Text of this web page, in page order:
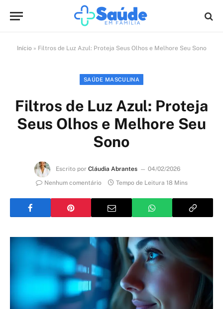
Início » Filtros de Luz Azul: Proteja Seus Olhos e Melhore Seu Sono
SAÚDE MASCULINA
Filtros de Luz Azul: Proteja
Seus Olhos e Melhore Seu
Sono
Escrito por Cláudia Abrantes
04/02/2026
Nenhum comentário
Tempo de Leitura 18 Mins